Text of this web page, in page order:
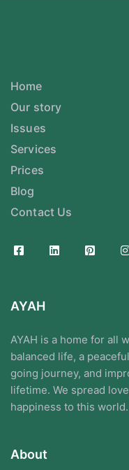
Home
Our story
Issues
Services
Prices
Blog
Contact Us
AYAH
AYAH is a home for all
balanced life, a
going journey, and
lifetime. We spread
happiness to this world.
About